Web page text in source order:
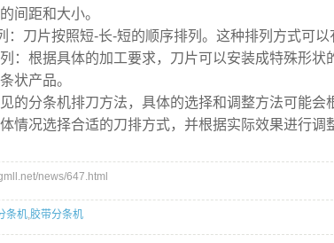
间距和大小。
片按照短-长-短的顺序排列。这种排列方式可以
根据具体的加工要求，刀片可以安装成特殊形状
状产品。
分条机排刀方法，具体的选择和调整方法可能会
情况选择合适的刀排方式，并根据实际效果进行调
news/647.html
条机,胶带分条机